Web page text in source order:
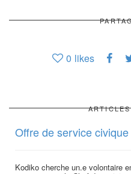
0 likes
Offre de service
Kodiko cherche un.e volontaire